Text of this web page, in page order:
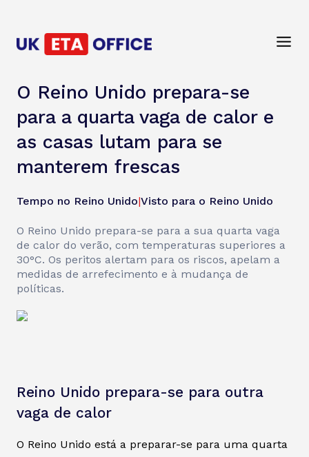
O Reino Unido prepara-se
para a quarta vaga de calor e
as casas lutam para se
manterem frescas
Tempo no Reino Unido|Visto para o Reino Unido
O Reino Unido prepara-se para a sua quarta vaga
de calor do verão, com temperaturas superiores a
30°C. Os peritos alertam para os riscos, apelam a
medidas de arrefecimento e à mudança de
políticas.
Reino Unido prepara-se para outra
vaga de calor
O Reino Unido está a preparar-se para uma quarta